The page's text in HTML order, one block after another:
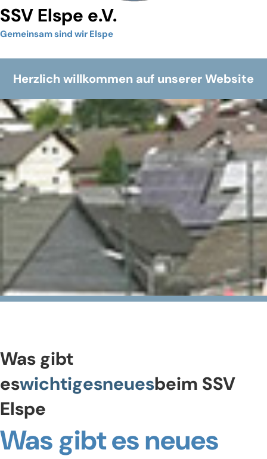
SSV Elspe e.V.
Gemeinsam sind wir Elspe
Herzlich willkommen auf unserer Website
Was gibt
eswichtigesneuesbeim SSV
Elspe
Was gibt es neues